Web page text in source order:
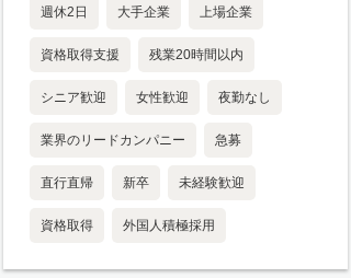
週休2日 大手企業 上場企業
資格取得支援 残業20時間以内
シニア歓迎 女性歓迎 夜勤なし
業界のリードカンパニー 急募
直行直帰 新卒 未経験歓迎
資格取得 外国人積極採用